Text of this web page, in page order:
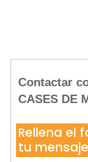
Contactar
CASES DE